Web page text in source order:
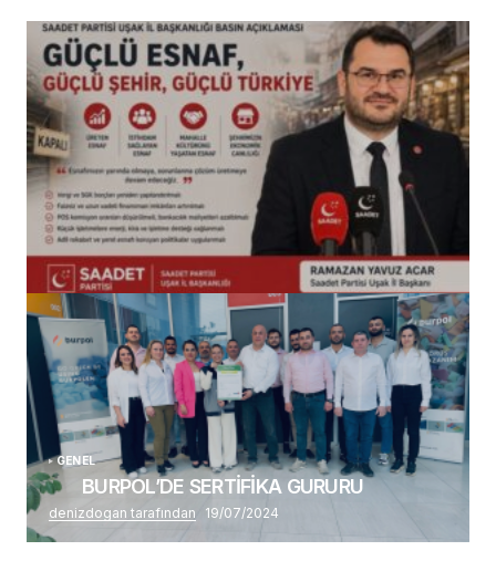
(başlıksız)
Alaattin Karahan tarafından 14/07/2026
GENEL
BURPOL’DE SERTİFİKA GURURU
denizdogan tarafından 19/07/2024